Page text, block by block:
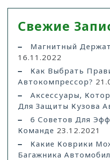
Свежие
Магнитный
16.11.2022
Как Выбрать
Автокомпрессор?
Аксессуары,
Для Защиты Кузова
6 Советов Для
Команде 23.12.2021
Какие Коврики
Багажника